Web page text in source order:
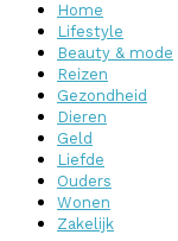
Home
Lifestyle
Beauty & mode
Reizen
Gezondheid
Dieren
Geld
Liefde
Ouders
Wonen
Zakelijk